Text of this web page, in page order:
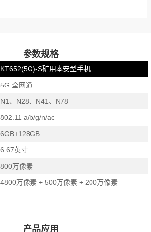
参数规格
KT652(5G)-S矿用本安型手机
5G 全网通
N1、N28、N41、N78
802.11 a/b/g/n/ac
6GB+128GB
6.67英寸
800万像素
4800万像素 + 500万像素 + 200万像素
产品应用